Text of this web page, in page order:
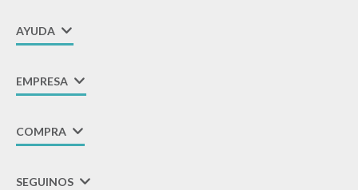
AYUDA
EMPRESA
COMPRA
SEGUINOS